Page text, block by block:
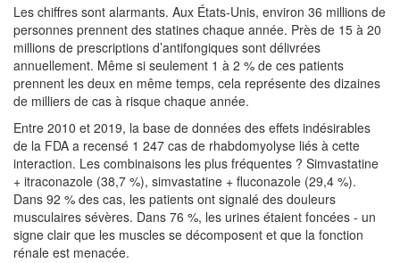
Les chiffres sont alarmants. Aux États-Unis, environ 36 millions de
personnes prennent des statines chaque année. Près de 15 à 20
millions de prescriptions d’antifongiques sont délivrées
annuellement. Même si seulement 1 à 2 % de ces patients
prennent les deux en même temps, cela représente des dizaines
de milliers de cas à risque chaque année.
Entre 2010 et 2019, la base de données des effets indésirables
de la FDA a recensé 1 247 cas de rhabdomyolyse liés à cette
interaction. Les combinaisons les plus fréquentes ? Simvastatine
+ itraconazole (38,7 %), simvastatine + fluconazole (29,4 %).
Dans 92 % des cas, les patients ont signalé des douleurs
musculaires sévères. Dans 76 %, les urines étaient foncées - un
signe clair que les muscles se décomposent et que la fonction
rénale est menacée.